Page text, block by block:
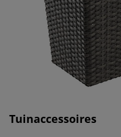
Tuinaccessoires